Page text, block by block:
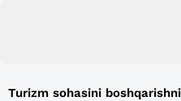
Turizm sohasini